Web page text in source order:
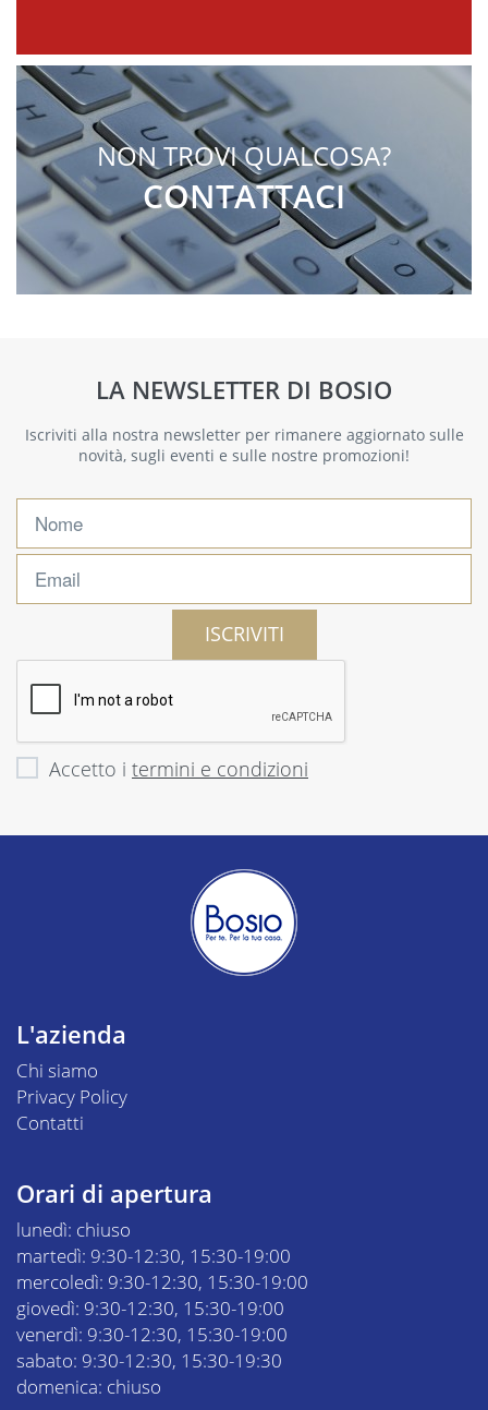
NON TROVI QUALCOSA?
CONTATTACI
LA NEWSLETTER DI BOSIO
Iscriviti alla nostra newsletter per rimanere aggiornato sulle
novità, sugli eventi e sulle nostre promozioni!
ISCRIVITI
Accetto i termini e condizioni
L'azienda
Chi siamo
Privacy Policy
Contatti
Orari di apertura
lunedì: chiuso
martedì: 9:30-12:30, 15:30-19:00
mercoledì: 9:30-12:30, 15:30-19:00
giovedì: 9:30-12:30, 15:30-19:00
venerdì: 9:30-12:30, 15:30-19:00
sabato: 9:30-12:30, 15:30-19:30
domenica: chiuso